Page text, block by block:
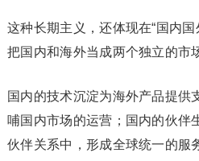
这种长期主义，还体现在“国内
把国内和海外当成两个独立的市
国内的技术沉淀为海外产品提供
哺国内市场的运营；国内的伙伴
伙伴关系中，形成全球统一的服